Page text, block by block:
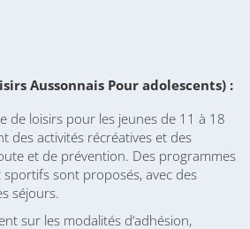
Aussonnais Pour adolescents) :
de loisirs pour les jeunes de 11 à 18
des activités récréatives et des
et de prévention. Des programmes
sont proposés, avec des
séjours.
sur les modalités d’adhésion,